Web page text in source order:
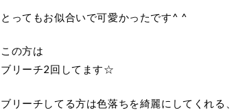
とってもお似合いで可愛かったです^ ^
この方は
ブリーチ2回してます☆
ブリーチしてる方は色落ちを綺麗にしてくれる、